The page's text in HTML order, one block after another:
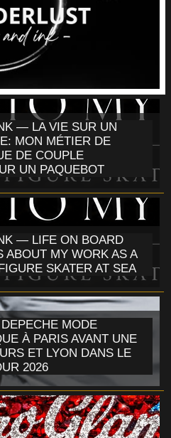
— LA VIE SUR UN
MON MÉTIER DE
DE COUPLE
UN PAQUEBOT
— LIFE ON BOARD
ABOUT MY WORK AS A
SKATER AT SEA
MODE
À PARIS AVANT UNE
ET LYON DANS LE
2026